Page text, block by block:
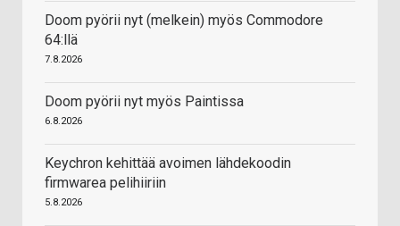
Doom pyörii nyt (melkein) myös Commodore
64:llä
7.8.2026
Doom pyörii nyt myös Paintissa
6.8.2026
Keychron kehittää avoimen lähdekoodin
firmwarea pelihiiriin
5.8.2026